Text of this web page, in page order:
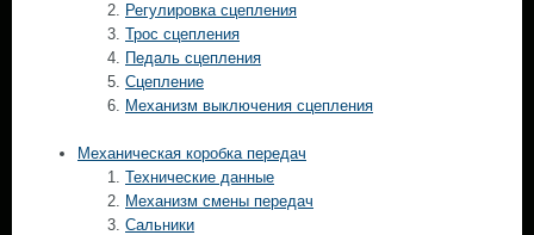
Регулировка сцепления
Трос сцепления
Педаль сцепления
Сцепление
Механизм выключения сцепления
Механическая коробка передач
Технические данные
Механизм смены передач
Сальники